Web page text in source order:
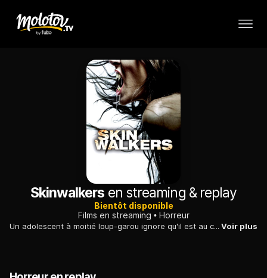
Skinwalkers en streaming & replay
Bientôt disponible
Films en streaming
Horreur
Un adolescent à moitié loup-garou ignore qu'il est au centre d'une terrible prophétie jouant un rôle essentiel dans la destinée des lycanthropes. Voir plus